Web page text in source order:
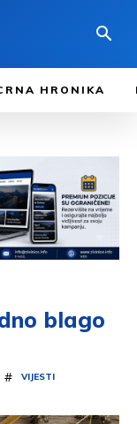
HRONIKA
blago
# VIJESTI